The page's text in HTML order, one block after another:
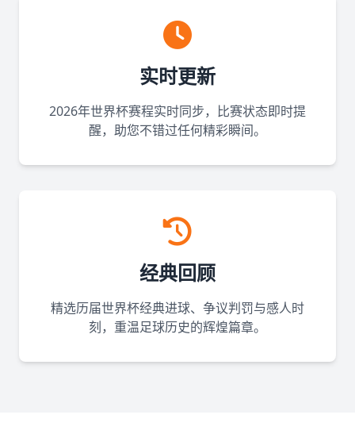
实时更新
2026年世界杯赛程实时同步，比赛状态即时提
醒，助您不错过任何精彩瞬间。
经典回顾
精选历届世界杯经典进球、争议判罚与感人时
刻，重温足球历史的辉煌篇章。